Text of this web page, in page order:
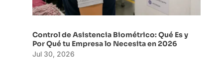
Control de Asistencia Biométrico: Qué Es y
Por Qué tu Empresa lo Necesita en 2026
Jul 30, 2026